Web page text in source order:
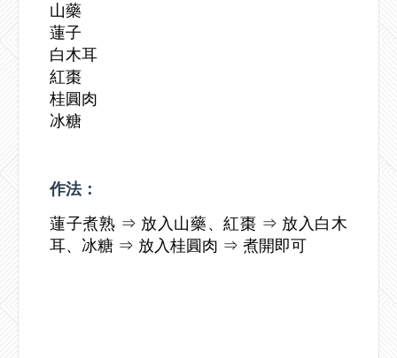
山藥
蓮子
白木耳
紅棗
桂圓肉
冰糖
作法：
蓮子煮熟 ⇒ 放入山藥、紅棗 ⇒ 放入白木
耳、冰糖 ⇒ 放入桂圓肉 ⇒ 煮開即可